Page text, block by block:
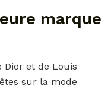
marque
Dior et de Louis
sur la mode